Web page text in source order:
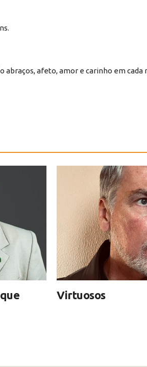
afeto, amor e carinho em cada
Virtuosos